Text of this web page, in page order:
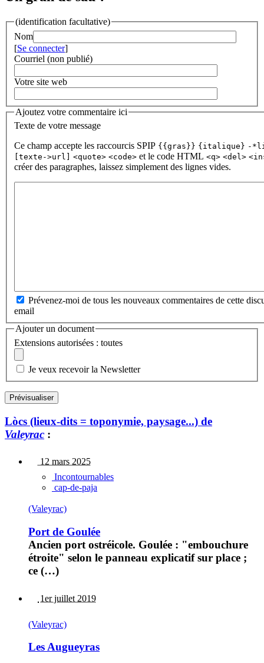
(identification facultative)
Nom
[Se connecter]
Courriel (non publié)
Votre site web
Ajoutez votre commentaire ici
Texte de votre message
Ce champ accepte les raccourcis SPIP {{gras}} {italique} -
[texte->url]
<quote> <code> et le code HTML <q> <del>
créer des paragraphes, laissez simplement des lignes vides.
Prévenez-moi de tous les nouveaux commentaires de cette
email
Ajouter un document
Extensions autorisées : toutes
Je veux recevoir la Newsletter
Lòcs (lieux-dits = toponymie, paysage...) de
Valeyrac :
12 mars 2025
Incontournables
cap-de-paja
(Valeyrac)
Port de Goulée
Ancien port ostréicole. Goulée : "embouchure
étroite" selon le panneau explicatif sur place ;
ce (…)
1er juillet 2019
(Valeyrac)
Les Augueyras